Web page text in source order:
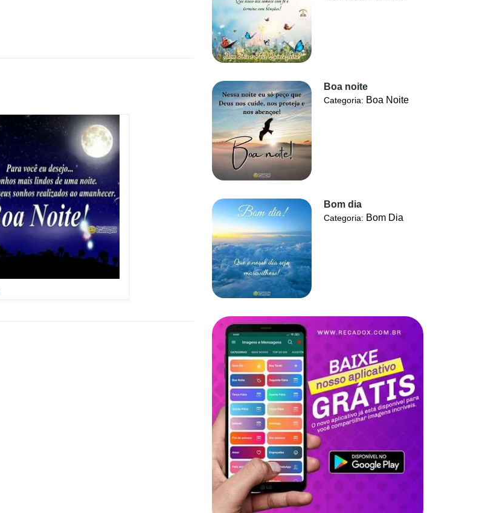
Boa noite
Categoria: Boa Noite
Bom dia
Categoria: Bom Dia